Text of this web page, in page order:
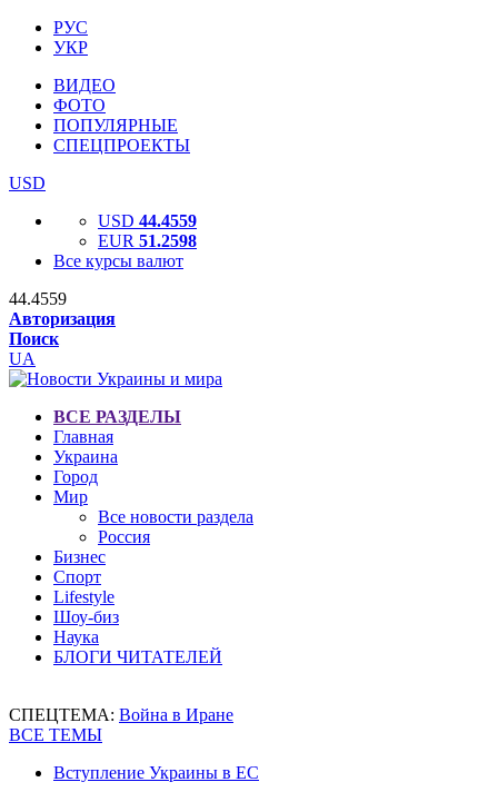
РУС
УКР
ВИДЕО
ФОТО
ПОПУЛЯРНЫЕ
СПЕЦПРОЕКТЫ
USD
USD 44.4559
EUR 51.2598
Все курсы валют
44.4559
Авторизация
Поиск
UA
ВСЕ РАЗДЕЛЫ
Главная
Украина
Город
Мир
Все новости раздела
Россия
Бизнес
Спорт
Lifestyle
Шоу-биз
Наука
БЛОГИ ЧИТАТЕЛЕЙ
СПЕЦТЕМА: Война в Иране
ВСЕ ТЕМЫ
Вступление Украины в ЕС